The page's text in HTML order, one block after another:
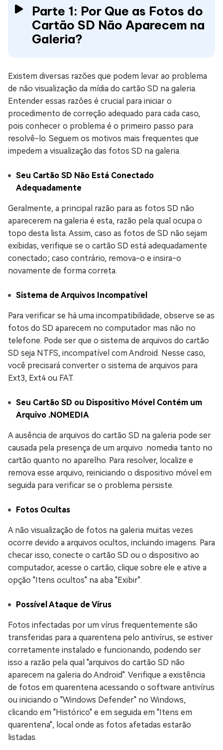
Parte 1: Por Que as Fotos do
Cartão SD Não Aparecem na
Galeria?
Existem diversas razões que podem levar ao problema
de não visualização da mídia do cartão SD na galeria.
Entender essas razões é crucial para iniciar o
procedimento de correção adequado para cada caso,
pois conhecer o problema é o primeiro passo para
resolvê-lo. Seguem os motivos mais frequentes que
impedem a visualização das fotos SD na galeria.
Seu Cartão SD Não Está Conectado
Adequadamente
Geralmente, a principal razão para as fotos SD não
aparecerem na galeria é esta, razão pela qual ocupa o
topo desta lista. Assim, caso as fotos de SD não sejam
exibidas, verifique se o cartão SD está adequadamente
conectado; caso contrário, remova-o e insira-o
novamente de forma correta.
Sistema de Arquivos Incompatível
Para verificar se há uma incompatibilidade, observe se as
fotos do SD aparecem no computador mas não no
telefone. Pode ser que o sistema de arquivos do cartão
SD seja NTFS, incompatível com Android. Nesse caso,
você precisará converter o sistema de arquivos para
Ext3, Ext4 ou FAT.
Seu Cartão SD ou Dispositivo Móvel Contém um
Arquivo .NOMEDIA
A ausência de arquivos do cartão SD na galeria pode ser
causada pela presença de um arquivo .nomedia tanto no
cartão quanto no aparelho. Para resolver, localize e
remova esse arquivo, reiniciando o dispositivo móvel em
seguida para verificar se o problema persiste.
Fotos Ocultas
A não visualização de fotos na galeria muitas vezes
ocorre devido a arquivos ocultos, incluindo imagens. Para
checar isso, conecte o cartão SD ou o dispositivo ao
computador, acesse o cartão, clique sobre ele e ative a
opção "Itens ocultos" na aba "Exibir".
Possível Ataque de Vírus
Fotos infectadas por um vírus frequentemente são
transferidas para a quarentena pelo antivírus, se estiver
corretamente instalado e funcionando, podendo ser
isso a razão pela qual "arquivos do cartão SD não
aparecem na galeria do Android". Verifique a existência
de fotos em quarentena acessando o software antivírus
ou iniciando o "Windows Defender" no Windows,
clicando em "Histórico" e em seguida em "Itens em
quarentena", local onde as fotos afetadas estarão
listadas.